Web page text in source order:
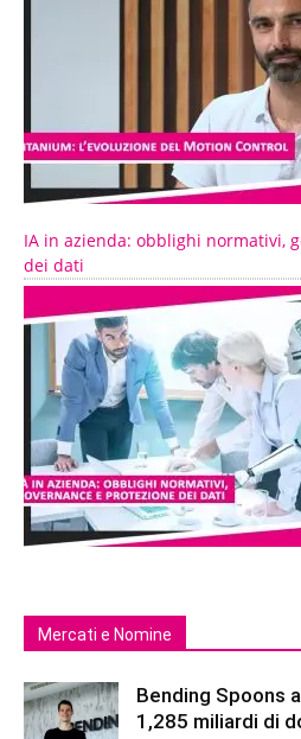
IA in azienda: obblighi normativi,
dei dati
Mercati e Nomine
Bending Spoons
1,285 miliardi di